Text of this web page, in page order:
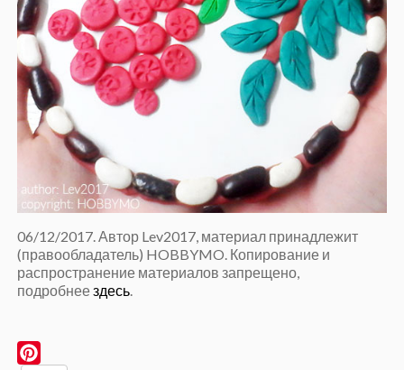
06/12/2017. Автор Lev2017, материал принадлежит
(правообладатель) HOBBYMO. Копирование и
распространение материалов запрещено,
подробнеездесь.